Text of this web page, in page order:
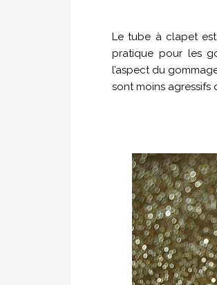
Le tube à clapet
pratique pour les
l’aspect du
sont moins agressifs